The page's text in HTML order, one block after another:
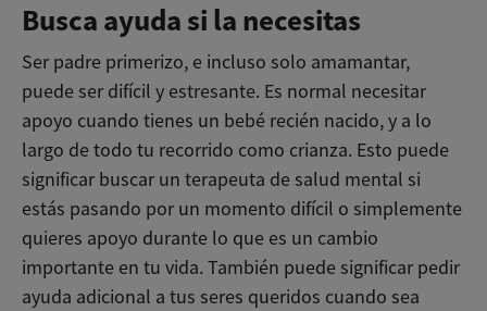
Busca ayuda si la necesitas
Ser padre primerizo, e incluso solo amamantar,
puede ser difícil y estresante. Es normal necesitar
apoyo cuando tienes un bebé recién nacido, y a lo
largo de todo tu recorrido como crianza. Esto puede
significar buscar un terapeuta de salud mental si
estás pasando por un momento difícil o simplemente
quieres apoyo durante lo que es un cambio
importante en tu vida. También puede significar pedir
ayuda adicional a tus seres queridos cuando sea